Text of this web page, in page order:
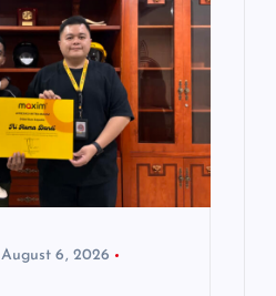
August 6, 2026